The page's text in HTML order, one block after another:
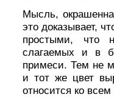
Мысль,
это доказывает,
простыми, что
слагаемых и в
примеси. Тем не
и тот же цвет
относится ко